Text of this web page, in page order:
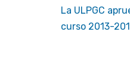
La ULPGC
curso 2013-